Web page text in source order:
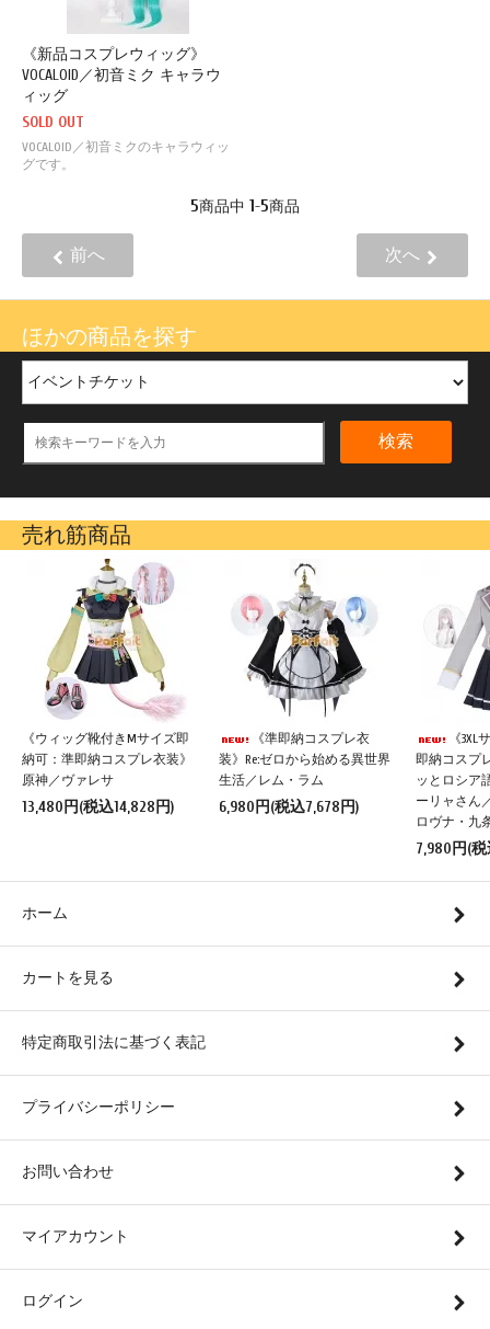
《新品コスプレウィッグ》
VOCALOID／初音ミク キャラウ
ィッグ
SOLD OUT
VOCALOID／初音ミクのキャラウィッ
グです。
5商品中 1-5商品
前へ 次へ
ほかの商品を探す
検索
売れ筋商品
《ウィッグ靴付きMサイズ即
納可：準即納コスプレ衣装》
原神／ヴァレサ
13,480円(税込14,828円)
《準即納コスプレ衣
装》Re:ゼロから始める異世界
生活／レム・ラム
6,980円(税込7,678円)
《
即納コスプ
ッとロシア
ーリャさん
ロヴナ・九
7,980円(
ホーム
カートを見る
特定商取引法に基づく表記
プライバシーポリシー
お問い合わせ
マイアカウント
ログイン